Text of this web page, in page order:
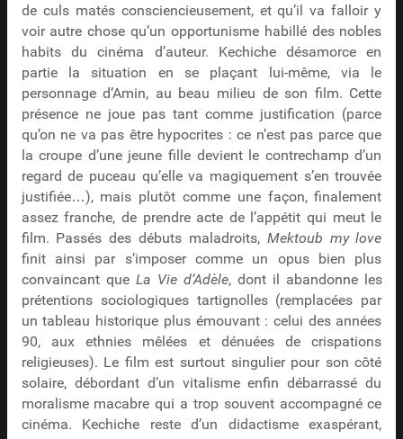
de culs matés consciencieusement, et qu’il va falloir y
voir autre chose qu’un opportunisme habillé des nobles
habits du cinéma d’auteur. Kechiche désamorce en
partie la situation en se plaçant lui-même, via le
personnage d’Amin, au beau milieu de son film. Cette
présence ne joue pas tant comme justification (parce
qu’on ne va pas être hypocrites : ce n’est pas parce que
la croupe d’une jeune fille devient le contrechamp d’un
regard de puceau qu’elle va magiquement s’en trouvée
justifiée…), mais plutôt comme une façon, finalement
assez franche, de prendre acte de l’appétit qui meut le
film. Passés des débuts maladroits, Mektoub my love
finit ainsi par s’imposer comme un opus bien plus
convaincant que La Vie d’Adèle, dont il abandonne les
prétentions sociologiques tartignolles (remplacées par
un tableau historique plus émouvant : celui des années
90, aux ethnies mêlées et dénuées de crispations
religieuses). Le film est surtout singulier pour son côté
solaire, débordant d’un vitalisme enfin débarrassé du
moralisme macabre qui a trop souvent accompagné ce
cinéma. Kechiche reste d’un didactisme exaspérant,